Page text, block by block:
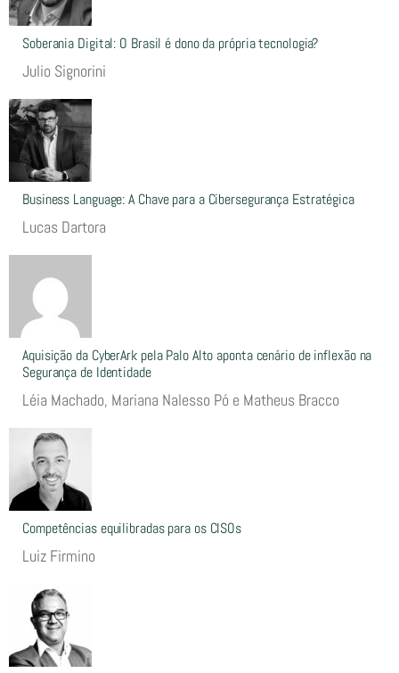
Soberania Digital: O Brasil é dono da própria tecnologia?
Julio Signorini
Business Language: A Chave para a Cibersegurança Estratégica
Lucas Dartora
Aquisição da CyberArk pela Palo Alto aponta cenário de inflexão na
Segurança de Identidade
Léia Machado, Mariana Nalesso Pó e Matheus Bracco
Competências equilibradas para os CISOs
Luiz Firmino